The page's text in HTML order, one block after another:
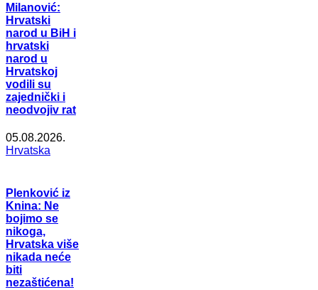
Milanović:
Hrvatski
narod u BiH i
hrvatski
narod u
Hrvatskoj
vodili su
zajednički i
neodvojiv rat
05.08.2026.
Hrvatska
Plenković iz
Knina: Ne
bojimo se
nikoga,
Hrvatska više
nikada neće
biti
nezaštićena!